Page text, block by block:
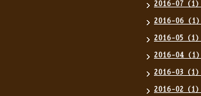
2016-07（1）
2016-06（1）
2016-05（1）
2016-04（1）
2016-03（1）
2016-02（1）